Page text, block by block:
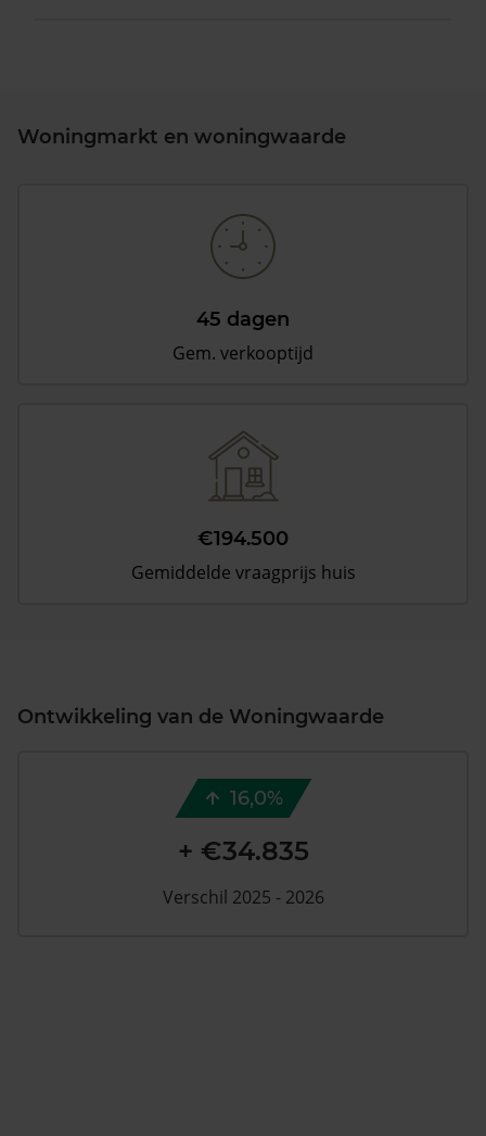
Woningmarkt en woningwaarde
45 dagen
Gem. verkooptijd
€194.500
Gemiddelde vraagprijs huis
Ontwikkeling van de Woningwaarde
16,0%
+ €34.835
Verschil 2025 - 2026